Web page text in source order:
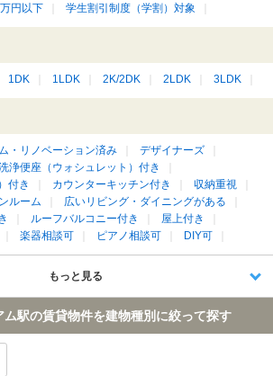
円以下 学生割引制度（学割）対象
1DK 1LDK 2K/2DK 2LDK 3LDK
・リノベーション済み
デザイナーズ
浄便座（ウォシュレット）付き
付き
カウンターキッチン付き
収納重視
ルーム
広いリビング・ダイニングがある
ルーフバルコニー付き
屋上付き
楽器相談可 ピアノ相談可 DIY可
もっと見る
ム駅の賃貸物件を建物種別に絞って探す